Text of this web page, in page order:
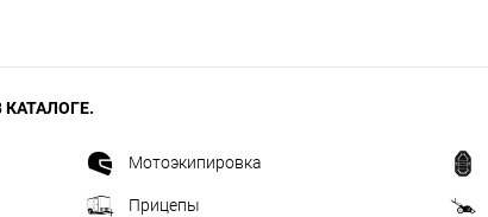
Мотоэкипировка
Прицепы